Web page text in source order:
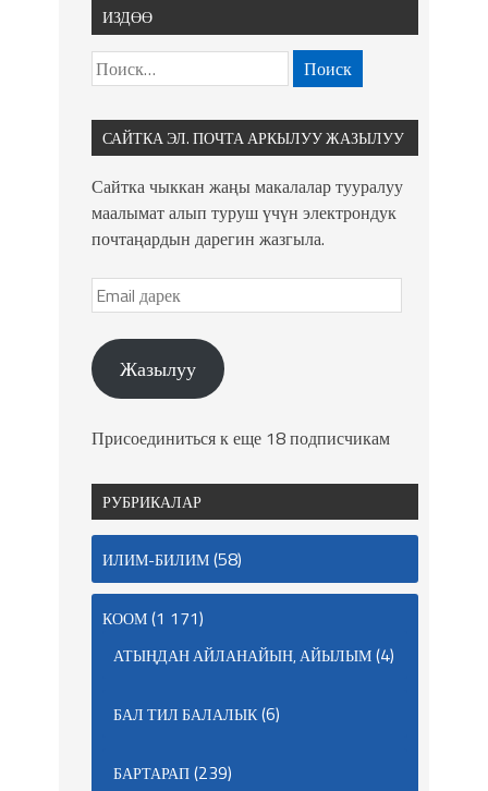
ИЗДӨӨ
САЙТКА ЭЛ. ПОЧТА АРКЫЛУУ ЖАЗЫЛУУ
Сайтка чыккан жаңы макалалар тууралуу
маалымат алып туруш үчүн электрондук
почтаңардын дарегин жазгыла.
Жазылуу
Присоединиться к еще 18 подписчикам
РУБРИКАЛАР
ИЛИМ-БИЛИМ(58)
КООМ(1 171)
АТЫҢДАН АЙЛАНАЙЫН, АЙЫЛЫМ(4)
БАЛ ТИЛ БАЛАЛЫК(6)
БАРТАРАП(239)